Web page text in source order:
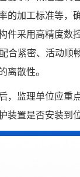
的加工标准等，
件采用高精度数
合紧密、活动顺
离散性。
，监理单位应重
装置是否安装到